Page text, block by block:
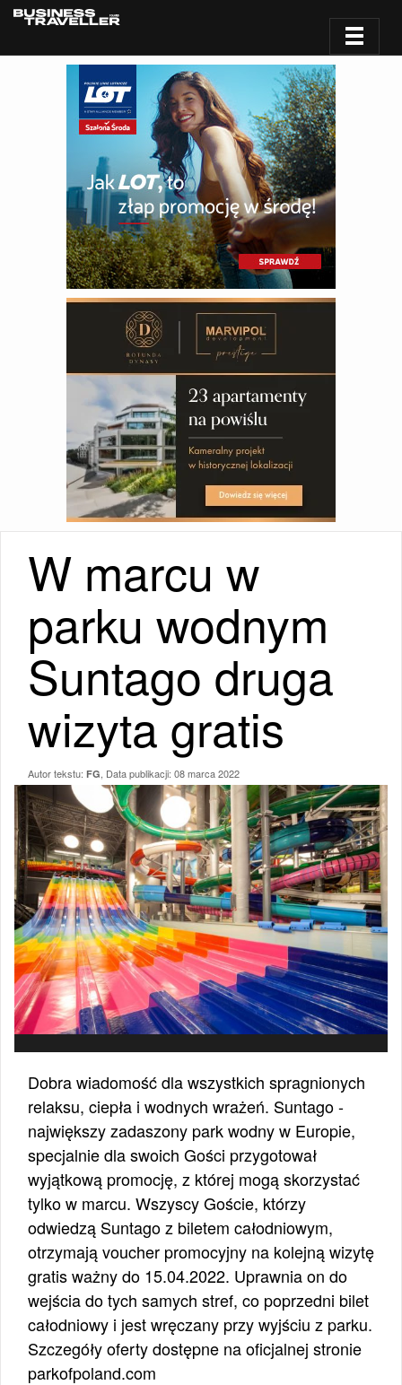
W marcu w
parku wodnym
Suntago druga
wizyta gratis
Autor tekstu: FG , Data publikacji: 08 marca 2022
Dobra wiadomość dla wszystkich spragnionych
relaksu, ciepła i wodnych wrażeń. Suntago -
największy zadaszony park wodny w Europie,
specjalnie dla swoich Gości przygotował
wyjątkową promocję, z której mogą skorzystać
tylko w marcu. Wszyscy Goście, którzy
odwiedzą Suntago z biletem całodniowym,
otrzymają voucher promocyjny na kolejną wizytę
gratis ważny do 15.04.2022. Uprawnia on do
wejścia do tych samych stref, co poprzedni bilet
całodniowy i jest wręczany przy wyjściu z parku.
Szczegóły oferty dostępne na oficjalnej stronie
parkofpoland.com